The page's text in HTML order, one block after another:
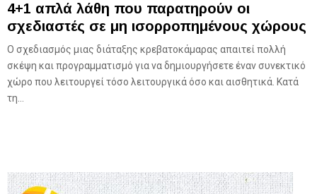
4+1 απλά λάθη που παρατηρούν οι
σχεδιαστές σε μη ισορροπημένους χώρους
Ο σχεδιασμός μιας διάταξης κρεβατοκάμαρας απαιτεί πολλή
σκέψη και προγραμματισμό για να δημιουργήσετε έναν συνεκτικό
χώρο που λειτουργεί τόσο λειτουργικά όσο και αισθητικά. Κατά
τη...